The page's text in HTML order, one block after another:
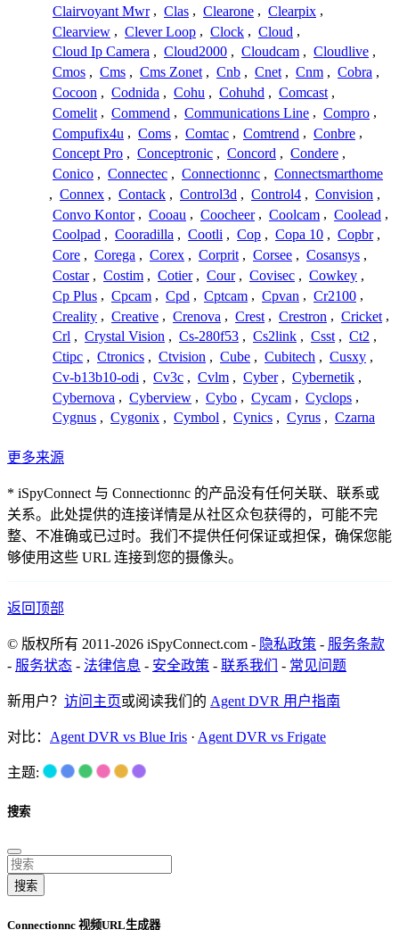
Clairvoyant Mwr , Clas , Clearone , Clearpix ,
Clearview , Clever Loop , Clock , Cloud ,
Cloud Ip Camera , Cloud2000 , Cloudcam , Cloudlive ,
Cmos , Cms , Cms Zonet , Cnb , Cnet , Cnm , Cobra ,
Cocoon , Codnida , Cohu , Cohuhd , Comcast ,
Comelit , Commend , Communications Line , Compro ,
Compufix4u , Coms , Comtac , Comtrend , Conbre ,
Concept Pro , Conceptronic , Concord , Condere ,
Conico , Connectec , Connectionnc , Connectsmarthome
, Connex , Contack , Control3d , Control4 , Convision ,
Convo Kontor , Cooau , Coocheer , Coolcam , Coolead ,
Coolpad , Cooradilla , Cootli , Cop , Copa 10 , Copbr ,
Core , Corega , Corex , Corprit , Corsee , Cosansys ,
Costar , Costim , Cotier , Cour , Covisec , Cowkey ,
Cp Plus , Cpcam , Cpd , Cptcam , Cpvan , Cr2100 ,
Creality , Creative , Crenova , Crest , Crestron , Cricket ,
Crl , Crystal Vision , Cs-280f53 , Cs2link , Csst , Ct2 ,
Ctipc , Ctronics , Ctvision , Cube , Cubitech , Cusxy ,
Cv-b13b10-odi , Cv3c , Cvlm , Cyber , Cybernetik ,
Cybernova , Cyberview , Cybo , Cycam , Cyclops ,
Cygnus , Cygonix , Cymbol , Cynics , Cyrus , Czarna
更多来源
* iSpyConnect 与 Connectionnc 的产品没有任何关联、联系或
关系。此处提供的连接详情是从社区众包获得的，可能不完
整、不准确或已过时。我们不提供任何保证或担保，确保您能
够使用这些 URL 连接到您的摄像头。
返回顶部
© 版权所有 2011-2026 iSpyConnect.com - 隐私政策 - 服务条款
- 服务状态 - 法律信息 - 安全政策 - 联系我们 - 常见问题
新用户？ 访问主页或阅读我们的 Agent DVR 用户指南
对比： Agent DVR vs Blue Iris · Agent DVR vs Frigate
主题:
搜索
搜索
Connectionnc 视频URL生成器